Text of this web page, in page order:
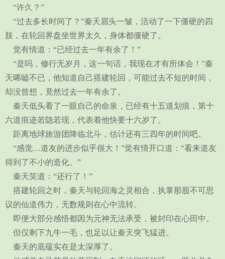
“许久？”
“过去多长时间了？”秦天眉头一皱，活动了一下僵硬的四
肢，在轮回界盘坐世界太久，身体都僵硬了。
觉有情道：“已经过去一年有余了！”
“是吗，修行无岁月，这一句话，我现在才有所体会！”秦
天唏嘘不已，他知道自己搭建轮回，可能过去不短的时间，
却没曾想，竟然过去一年有余了。
秦天低头看了一眼自己的命泉，已经有十五道划痕，第十
六道痕迹若隐若现，代表着他快要十六岁了。
距离地球旅游团降临北斗，估计还有三四年的时间吧。
“感觉…道友的进步似乎很大！”觉有情开口道：“看来道友
得到了不小的造化。”
秦天笑道：“还行了！”
搭建轮回之时，秦天与轮回海之灵相合，执掌那股不可思
议的仙道伟力，无数规则在心中流转。
即便大部分感悟都因为元神无法承受，被封印在心田中。
但仅剩下九牛一毛，也足以让秦天突飞猛进。
秦天的底蕴实在是太深厚了。